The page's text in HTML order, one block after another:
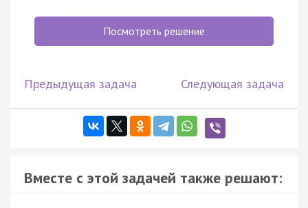
Посмотреть решение
Предыдущая задача Следующая задача
Вместе с этой задачей также решают: